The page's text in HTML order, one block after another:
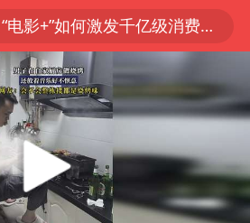
泉州市委书记张毅恭被查
上海：台风白海豚或将带来龙卷风
国乒男单横滨冠军赛全军覆没
四川宜宾高县4.9级地震致1死
38岁演员求职万岁山NPC成功